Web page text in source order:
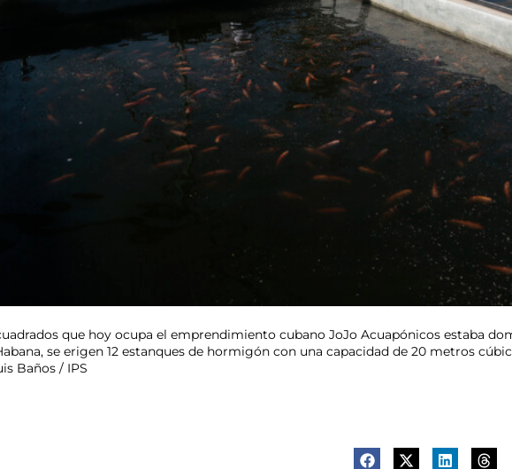
que hoy ocupa el emprendimiento cubano JoJo Acuapónicos estaba
se erigen 12 estanques de hormigón con una capacidad de 20 metros
Baños / IPS